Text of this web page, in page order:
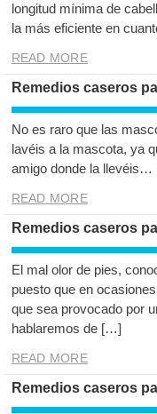
longitud mínima de
la más eficiente en
READ MORE
Remedios caseros
No es raro que las
lavéis a la mascota, ya
amigo donde la
READ MORE
Remedios caseros
El mal olor de pies,
puesto que en
que sea provocado por
hablaremos de […]
READ MORE
Remedios caseros